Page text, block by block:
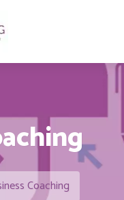
Coaching